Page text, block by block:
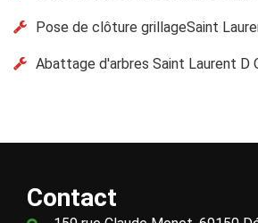
Pose de clôture grillageSaint
Abattage d'arbres Saint Laurent D
Contact